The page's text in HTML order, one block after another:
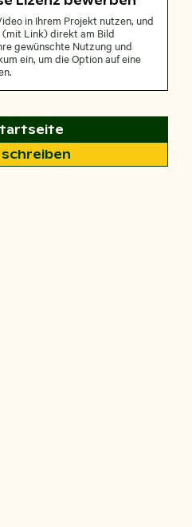
in Ihrem Projekt nutzen, und
Link) direkt am Bild
gewünschte Nutzung und
ein, um die Option auf eine
schreiben